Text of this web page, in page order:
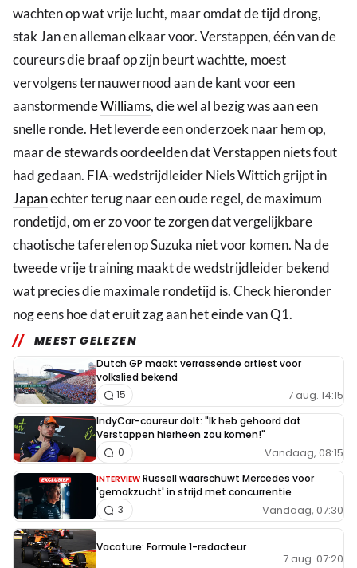
wachten op wat vrije lucht, maar omdat de tijd drong,
stak Jan en alleman elkaar voor. Verstappen, één van de
coureurs die braaf op zijn beurt wachtte, moest
vervolgens ternauwernood aan de kant voor een
aanstormendeWilliams, die wel al bezig was aan een
snelle ronde. Het leverde een onderzoek naar hem op,
maar de stewards oordeelden dat Verstappen niets fout
had gedaan. FIA-wedstrijdleider Niels Wittich grijpt in
Japanechter terug naar een oude regel, de maximum
rondetijd, om er zo voor te zorgen dat vergelijkbare
chaotische taferelen op Suzuka niet voor komen. Na de
tweede vrije training maakt de wedstrijdleider bekend
wat precies die maximale rondetijd is. Check hieronder
nog eens hoe dat eruit zag aan het einde van Q1.
MEEST GELEZEN
Dutch GP maakt verrassende artiest voor
volkslied bekend
7 aug. 14:15
15
IndyCar-coureur dolt: "Ik heb gehoord dat
Verstappen hierheen zou komen!"
Vandaag, 08:15
0
INTERVIEW Russell waarschuwt Mercedes voor
'gemakzucht' in strijd met concurrentie
Vandaag, 07:30
3
Vacature: Formule 1-redacteur
7 aug. 07:20